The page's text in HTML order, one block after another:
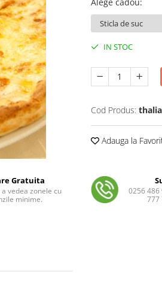
IN STOC
Cod Produs:
Adauga la
Gratuita
vedea zonele cu
minime.
0256 486
777